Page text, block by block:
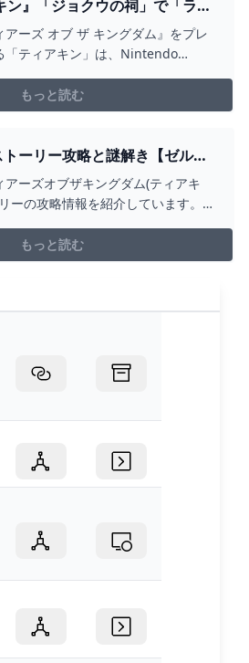
ン』「ジョクウの祠」で「ラウ
ました - ディスディスブログ
アーズ オブ ザ キングダム』をプレ
「ティアキン」は、Nintendo
回は「ジョクウシニの祠」で「一身
ました。 今回は「ジョクウの祠」
もっと読む
トーリー攻略と謎解き【ゼルダ
の伝説 ティアーズオブザキングダム】 昇遊GAME
アーズオブザキングダム(ティアキ
ーの攻略情報を紹介しています。ス
もっと読む